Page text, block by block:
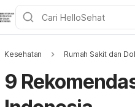
Kesehatan Rumah Sakit dan
9